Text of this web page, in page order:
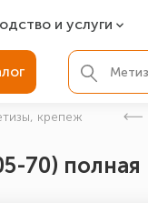
и услуги
фундамента
детали
крепеж
70)